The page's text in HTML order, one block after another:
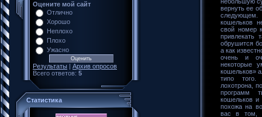
Оцените мой сайт
Отлично
Хорошо
Неплохо
Плохо
Ужасно
Результаты | Архив опросов
Всего ответов: 5
Статистика
вернуть ее
кошельков
свой номер
привлекать
обрушится
а как
очень и
некоторые
кошельков»
типо того.
лохотрона,
программ
кошельков и
похожа на
вас в том,